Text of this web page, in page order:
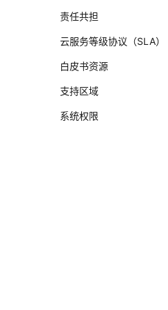
责任共担
云服务等级协议（SLA）
白皮书资源
支持区域
系统权限